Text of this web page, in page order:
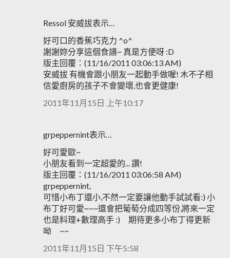
Ressol 安威拔表示…
好可口的香蕉巧克力 ^o^
謝謝妳分享這個食譜~ 真是方便呀 :D
版主回覆：(11/16/2011 03:06:13 AM)
安威拔 有機會跟小朋友一起動手做喔! 木不子相
信愛廚房的孩子不會變壞,也會更健康!
2011年11月15日 上午10:17
grpeppernint表示…
好可愛歐~
小朋友看到一定超愛的... 讚!
版主回覆：(11/16/2011 03:06:58 AM)
grpeppernint,
可惜小布丁還小,不然一定要讓他動手試試看:) 小
布丁好可愛~~~還會把葡萄分成四等份,將來一定
也是料理+數理高手 :) 期待更多小布丁得更新
呦 ~~
2011年11月15日 下午5:58